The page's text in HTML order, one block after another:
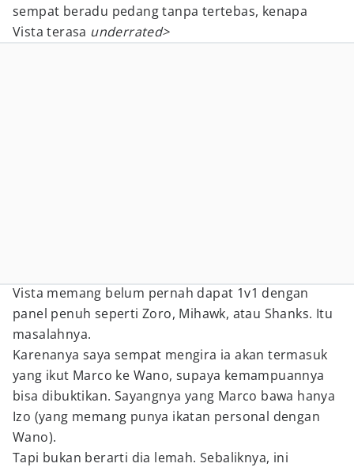
sempat beradu pedang tanpa tertebas, kenapa
Vista terasa underrated>
Vista memang belum pernah dapat 1v1 dengan
panel penuh seperti Zoro, Mihawk, atau Shanks. Itu
masalahnya.
Karenanya saya sempat mengira ia akan termasuk
yang ikut Marco ke Wano, supaya kemampuannya
bisa dibuktikan. Sayangnya yang Marco bawa hanya
Izo (yang memang punya ikatan personal dengan
Wano).
Tapi bukan berarti dia lemah. Sebaliknya, ini